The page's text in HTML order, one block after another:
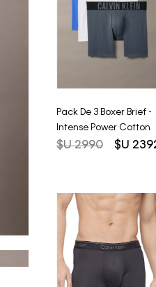
Pack De 3 Boxer Brief -
Intense Power Cotton
$U 2990 $U